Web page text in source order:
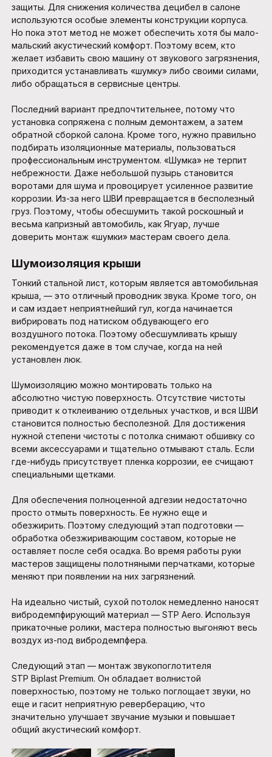
защиты. Для снижения количества децибел в салоне
используются особые элементы конструкции корпуса.
Но пока этот метод не может обеспечить хотя бы мало-
мальский акустический комфорт. Поэтому всем, кто
желает избавить свою машину от звукового загрязнения,
приходится устанавливать «шумку» либо своими силами,
либо обращаться в сервисные центры.
Последний вариант предпочтительнее, потому что
установка сопряжена с полным демонтажем, а затем
обратной сборкой салона. Кроме того, нужно правильно
подбирать изоляционные материалы, пользоваться
профессиональным инструментом. «Шумка» не терпит
небрежности. Даже небольшой пузырь становится
воротами для шума и провоцирует усиленное развитие
коррозии. Из-за него ШВИ превращается в бесполезный
груз. Поэтому, чтобы обесшумить такой роскошный и
весьма капризный автомобиль, как Ягуар, лучше
доверить монтаж «шумки» мастерам своего дела.
Шумоизоляция крыши
Тонкий стальной лист, которым является автомобильная
крыша, — это отличный проводник звука. Кроме того, он
и сам издает неприятнейший гул, когда начинается
вибрировать под натиском обдувающего его
воздушного потока. Поэтому обесшумливать крышу
рекомендуется даже в том случае, когда на ней
установлен люк.
Шумоизоляцию можно монтировать только на
абсолютно чистую поверхность. Отсутствие чистоты
приводит к отклеиванию отдельных участков, и вся ШВИ
становится полностью бесполезной. Для достижения
нужной степени чистоты с потолка снимают обшивку со
всеми аксессуарами и тщательно отмывают сталь. Если
где-нибудь присутствует пленка коррозии, ее счищают
специальными щетками.
Для обеспечения полноценной адгезии недостаточно
просто отмыть поверхность. Ее нужно еще и
обезжирить. Поэтому следующий этап подготовки —
обработка обезжиривающим составом, которые не
оставляет после себя осадка. Во время работы руки
мастеров защищены полотняными перчатками, которые
меняют при появлении на них загрязнений.
На идеально чистый, сухой потолок немедленно наносят
вибродемпфирующий материал — STP Aero. Используя
прикаточные ролики, мастера полностью выгоняют весь
воздух из-под вибродемпфера.
Следующий этап — монтаж звукопоглотителя
STP Biplast Premium. Он обладает волнистой
поверхностью, поэтому не только поглощает звуки, но
еще и гасит неприятную реверберацию, что
значительно улучшает звучание музыки и повышает
общий акустический комфорт.